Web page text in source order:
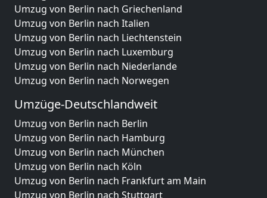
Umzug von Berlin nach Griechenland
Umzug von Berlin nach Italien
Umzug von Berlin nach Liechtenstein
Umzug von Berlin nach Luxemburg
Umzug von Berlin nach Niederlande
Umzug von Berlin nach Norwegen
Umzüge-Deutschlandweit
Umzug von Berlin nach Berlin
Umzug von Berlin nach Hamburg
Umzug von Berlin nach München
Umzug von Berlin nach Köln
Umzug von Berlin nach Frankfurt am Main
Umzug von Berlin nach Stuttgart